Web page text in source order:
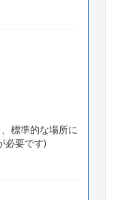
標準的な場所に
必要です)